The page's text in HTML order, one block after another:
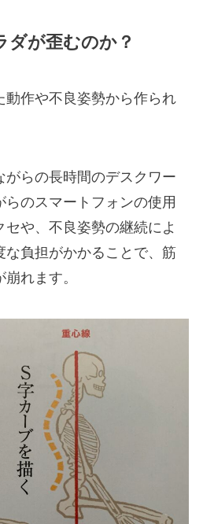
ダが歪むのか？
動作や不良姿勢から作られ
らの長時間のデスクワー
らのスマートフォンの使用
や、不良姿勢の継続によ
な負担がかかることで、筋
れます。